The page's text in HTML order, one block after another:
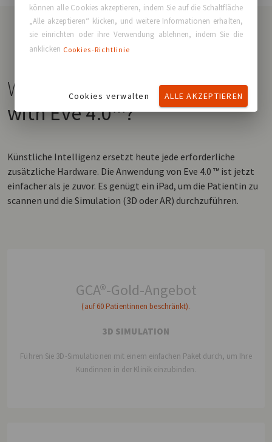
Welche Pläne bieten wird mit
with Eve 4.0™?
Künstliche Intelligenz ersetzt heute jede erforderliche
zusätzliche Hardware. Die Anwendung von Eve 4.0 ™ ist jetzt
einfacher als je zuvor. Es genügt ein iPad, um die Patientin zu
scannen und die Simulation (3D oder AR) durchzuführen.
GCA®-Gold-Angebot
(auf 60 Patientinnen beschränkt).
3D SIMULATION
Führen Sie 3D-Simulationen mit einem einfachen Paket durch, um Ihre
Kundinnen in der Klinik einzubinden.
können alle Cookies akzeptieren, indem Sie auf die Schaltfläche
„Alle akzeptieren“ klicken, und weitere Informationen erhalten,
sie einrichten oder ihre Verwendung ablehnen, indem Sie die
anklicken Cookies-Richtlinie
Cookies verwalten ALLE AKZEPTIEREN